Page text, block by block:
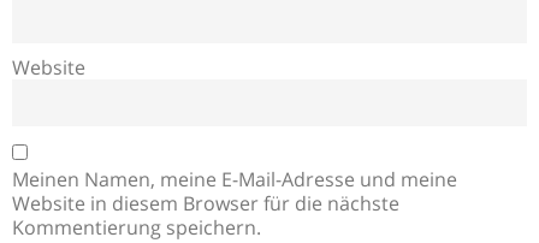
Website
Meinen Namen, meine E-Mail-Adresse und meine
Website in diesem Browser für die nächste
Kommentierung speichern.